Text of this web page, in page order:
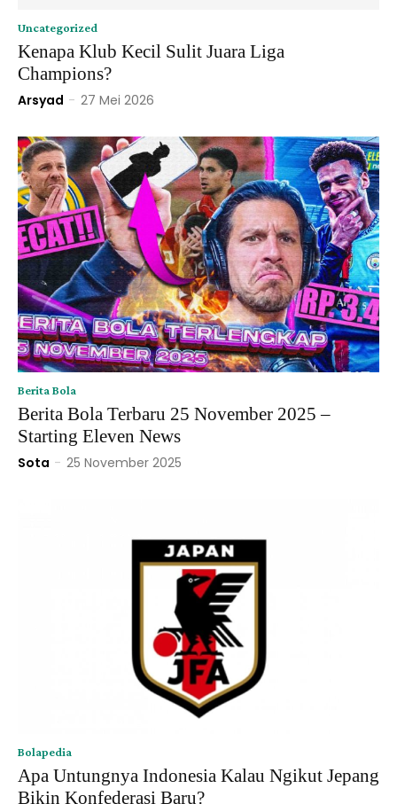
Uncategorized
Kenapa Klub Kecil Sulit Juara Liga
Champions?
Arsyad - 27 Mei 2026
Berita Bola
Berita Bola Terbaru 25 November 2025 –
Starting Eleven News
Sota - 25 November 2025
Bolapedia
Apa Untungnya Indonesia Kalau Ngikut Jepang
Bikin Konfederasi Baru?